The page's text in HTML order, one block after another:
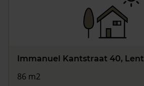
Immanuel Kantstraat 40, Lent
86 m2